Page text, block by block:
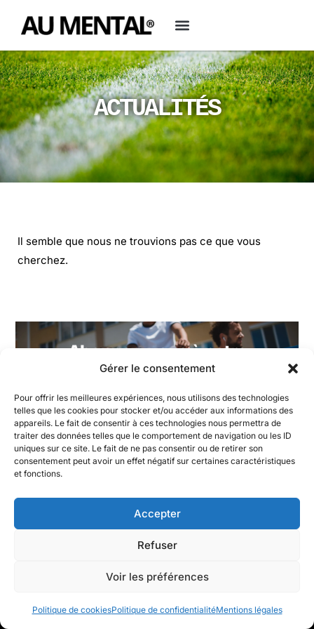
Gérer le consentement
Pour offrir les meilleures expériences, nous utilisons des technologies
telles que les cookies pour stocker et/ou accéder aux informations des
appareils. Le fait de consentir à ces technologies nous permettra de
traiter des données telles que le comportement de navigation ou les ID
uniques sur ce site. Le fait de ne pas consentir ou de retirer son
consentement peut avoir un effet négatif sur certaines caractéristiques
et fonctions.
Accepter
Refuser
Voir les préférences
Politique de cookiesPolitique de confidentialitéMentions légales
ACTUALITÉS
Il semble que nous ne trouvions pas ce que vous
cherchez.
Abonnez-vous à notre
newsletter et restez inspiré
S'INSPIRER
AU MENTAL® – BE0779920184